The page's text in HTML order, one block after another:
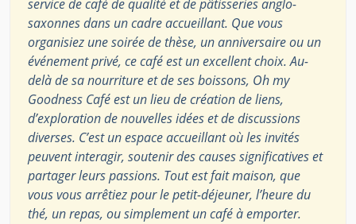
service de café de qualité et de pâtisseries anglo-
saxonnes dans un cadre accueillant. Que vous
organisiez une soirée de thèse, un anniversaire ou un
événement privé, ce café est un excellent choix. Au-
delà de sa nourriture et de ses boissons, Oh my
Goodness Café est un lieu de création de liens,
d’exploration de nouvelles idées et de discussions
diverses. C’est un espace accueillant où les invités
peuvent interagir, soutenir des causes significatives et
partager leurs passions. Tout est fait maison, que
vous vous arrêtiez pour le petit-déjeuner, l’heure du
thé, un repas, ou simplement un café à emporter.